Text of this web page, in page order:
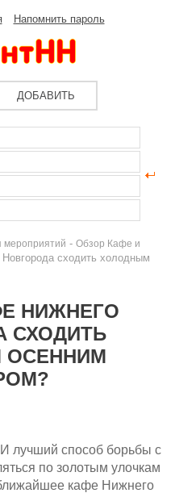
Напомнить пароль
ДОБАВИТЬ
мероприятий - Обзор Кафе и
сходить холодным
НИЖНЕГО
СХОДИТЬ
лучший способ борьбы с
по золотым улочкам
кафе Нижнего